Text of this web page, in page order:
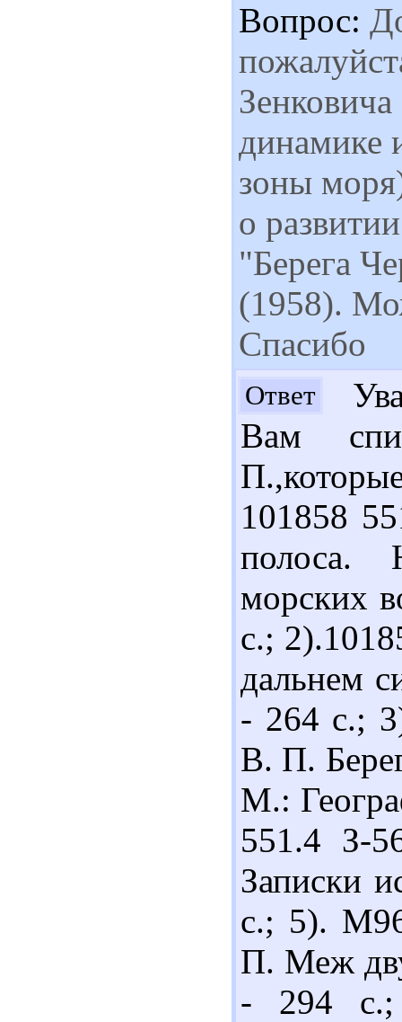
Вопрос:
динамике
зоны
о
"Берега
(1958).
Спасибо
Ответ
Вам
101858
полоса.
морских
с.;
дальнем
- 264 с.;
В. П.
М.:
551.4 З-
Записки
с.; 5).
П. Меж
- 294 с.;